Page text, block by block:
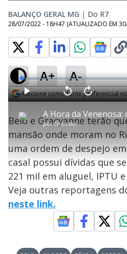
BALANÇO GERAL MG | Do R7
28/07/2022 - 18H47 (ATUALIZADO EM
A+ A-
Adicione como fonte preferencial
P
l
a
y
V
porNotícias
P V
t
a
r
e
g
n
d
s
A
a
n
ç
1
s
e
u
n
o
s
L
o
a
d
e
:
0
.
6
3
%
Belo e Gracyanne terão
mansão onde moram no
uma ordem de despejo
casal possui dívidas que
221 mil em aluguel, IPTU
Veja outras reportagens
neste link.